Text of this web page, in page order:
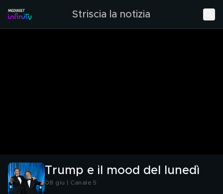
Striscia la notizia
Trump e il mood del lunedì
08 giu | Canale 5